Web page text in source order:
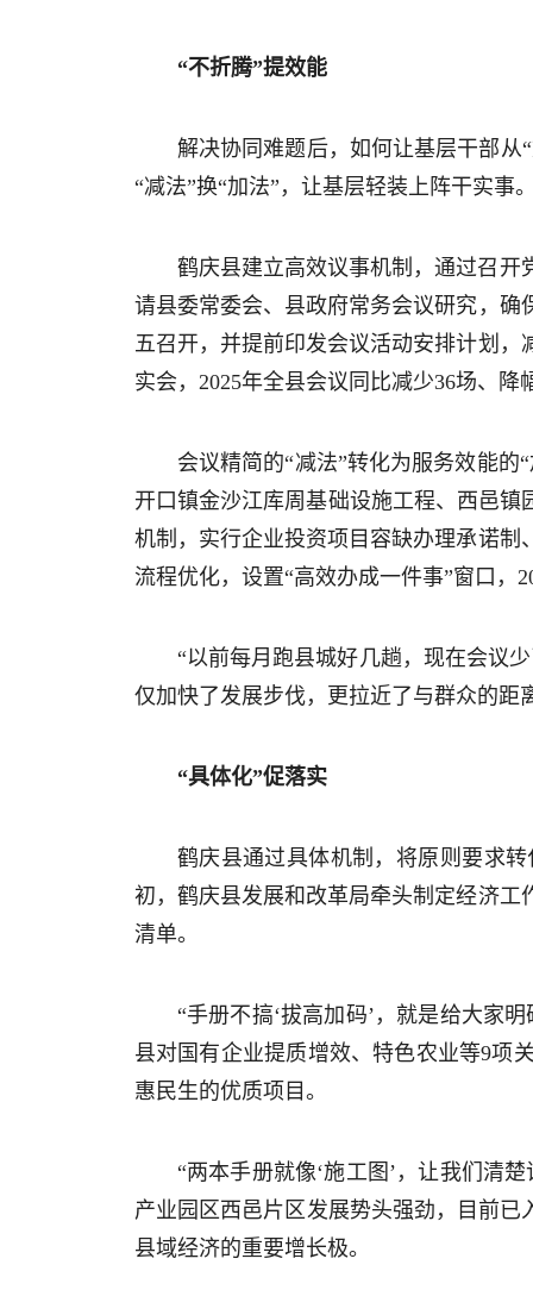
“不折腾”提效能
解决协同难题后，如何让基层干部从
“减法”换“加法”，让基层轻装上阵干实事
鹤庆县建立高效议事机制，通过召开
请县委常委会、县政府常务会议研究，
五召开，并提前印发会议活动安排计划
实会，2025年全县会议同比减少36场、降
会议精简的“减法”转化为服务效能
开口镇金沙江库周基础设施工程、西邑
机制，实行企业投资项目容缺办理承诺
流程优化，设置“高效办成一件事”窗口，
“以前每月跑县城好几趟，现在会议
仅加快了发展步伐，更拉近了与群众的距
“具体化”促落实
鹤庆县通过具体机制，将原则要求
初，鹤庆县发展和改革局牵头制定经济
清单。
“手册不搞‘拔高加码’，就是给大家
县对国有企业提质增效、特色农业等9项
惠民生的优质项目。
“两本手册就像‘施工图’，让我们清
产业园区西邑片区发展势头强劲，目前已
县域经济的重要增长极。